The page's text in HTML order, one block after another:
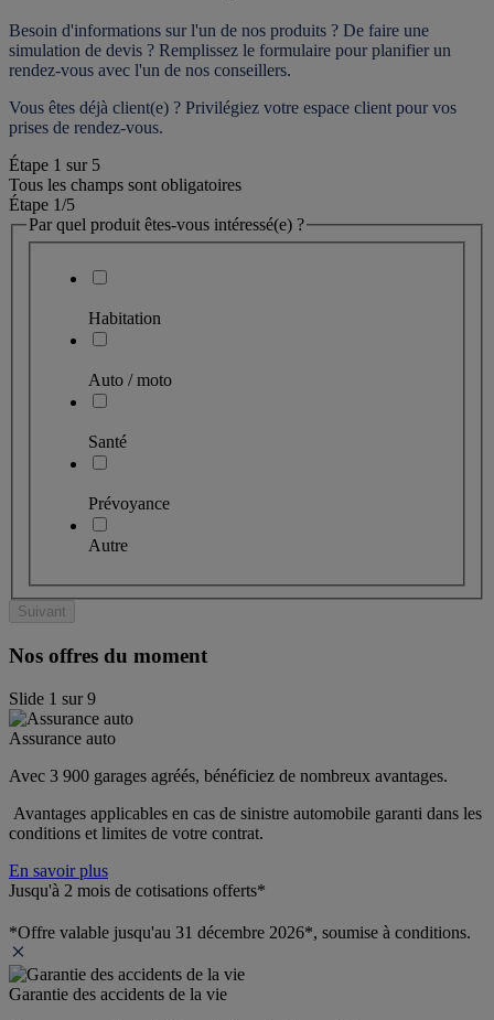
Besoin d'informations sur l'un de nos produits ? De faire une
simulation de devis ? Remplissez le formulaire pour planifier un
rendez-vous avec l'un de nos conseillers.
Vous êtes déjà client(e) ? Privilégiez votre espace client pour vos
prises de rendez-vous.
Étape 1 sur 5
Tous les champs sont obligatoires
Étape 1/5
Par quel produit êtes-vous intéressé(e) ?
Habitation
Auto / moto
Santé
Prévoyance
Autre
Suivant
Nos offres du moment
Slide 1 sur9
Assurance auto
Avec 3 900 garages agréés, bénéficiez de nombreux avantages.
Avantages applicables en cas de sinistre automobile garanti dans les
conditions et limites de votre contrat.
En savoir plus
Jusqu'à 2 mois de cotisations offerts*
*Offre valable jusqu'au 31 décembre 2026*, soumise à conditions.
Garantie des accidents de la vie